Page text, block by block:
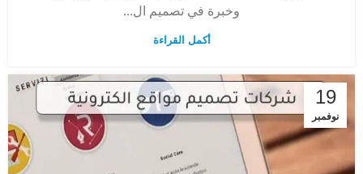
وخبرة في تصميم ال...
أكمل القراءة
19
نوفمبر